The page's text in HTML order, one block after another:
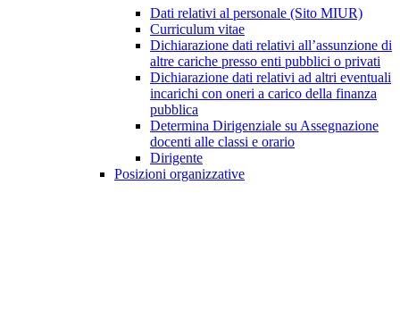
Dati relativi al personale (Sito MIUR)
Curriculum vitae
Dichiarazione dati relativi all’assunzione di
altre cariche presso enti pubblici o privati
Dichiarazione dati relativi ad altri eventuali
incarichi con oneri a carico della finanza
pubblica
Determina Dirigenziale su Assegnazione
docenti alle classi e orario
Dirigente
Posizioni organizzative